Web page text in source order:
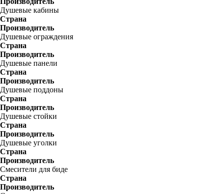
Душевые кабины
Страна
Производитель
Душевые ограждения
Страна
Производитель
Душевые панели
Страна
Производитель
Душевые поддоны
Страна
Производитель
Душевые стойки
Страна
Производитель
Душевые уголки
Страна
Производитель
Смесители для биде
Страна
Производитель